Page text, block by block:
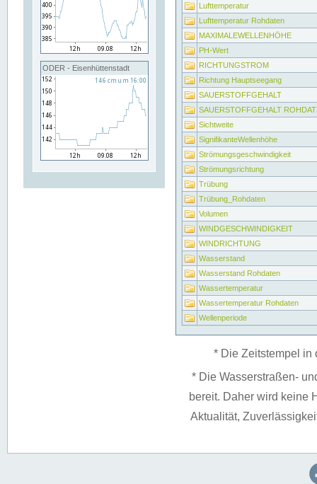
ODER - Eisenhüttenstadt
Lufttemperatur
Lufttemperatur Rohdaten
MAXIMALEWELLENHÖHE
PH-Wert
RICHTUNGSTROM
Richtung Hauptseegang
SAUERSTOFFGEHALT
SAUERSTOFFGEHALT
Sichtweite
SignifikanteWellenhöhe
Strömungsgeschwindigkeit
Strömungsrichtung
Trübung
Trübung_Rohdaten
Volumen
WINDGESCHWINDIGKEIT
WINDRICHTUNG
Wasserstand
Wasserstand Rohdaten
Wassertemperatur
Wassertemperatur Rohdaten
Wellenperiode
* Die Zeitstempel in
* Die Wasserstraßen-
bereit. Daher wird keine
Aktualität,